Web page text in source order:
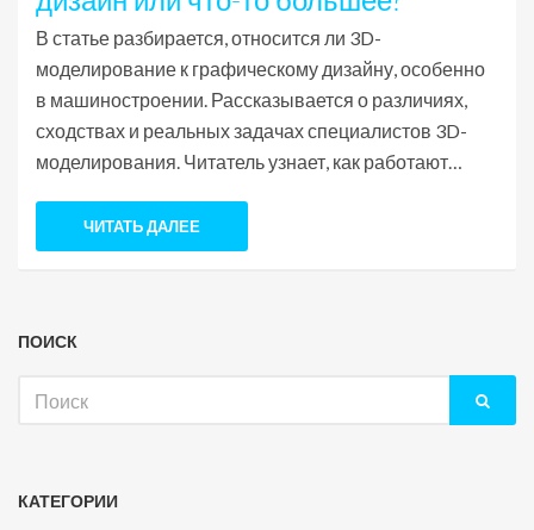
В статье разбирается, относится ли 3D-
моделирование к графическому дизайну, особенно
в машиностроении. Рассказывается о различиях,
сходствах и реальных задачах специалистов 3D-
моделирования. Читатель узнает, как работают
почему от точности моделей зависит производство.
Материал поможет тем, кто только знакомится с этой
моменты и практические советы из инженерного
ЧИТАТЬ ДАЛЕЕ
ПОИСК
КАТЕГОРИИ